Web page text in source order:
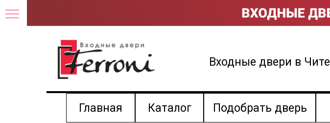
Входные двери в Чите
Главная Каталог Подобрать дверь